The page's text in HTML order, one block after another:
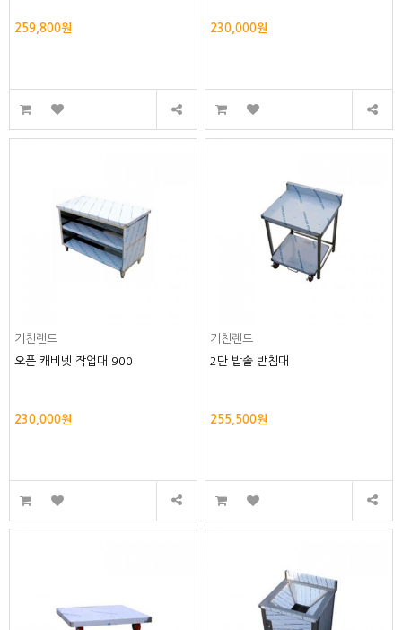
259,800원 230,000원
키친랜드
오픈 캐비넷 작업대 900
230,000원
키친랜드
2단 밥솥 받침대
255,500원